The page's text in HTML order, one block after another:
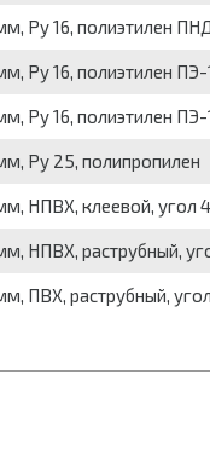
Pу 16, полиэтилен
Pу 16, полиэтилен
Pу 16, полиэтилен ПЭ-
Pу 25, полипропилен
НПВХ, клеевой, угол
НПВХ, раструбный,
ПВХ, раструбный,